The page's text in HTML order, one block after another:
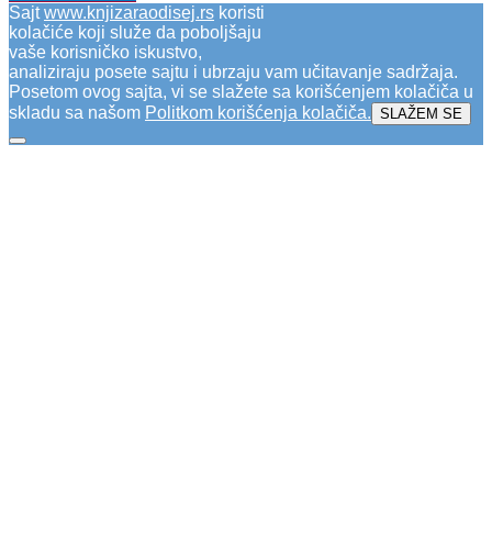
Sajtwww.knjizaraodisej.rs koristi
kolačiće koji služe da poboljšaju
vaše korisničko iskustvo,
analiziraju posete sajtu i ubrzaju vam učitavanje sadržaja.
Posetom ovog sajta, vi se slažete sa korišćenjem kolačiča u
skladu sa našom Politkom korišćenja kolačiča. SLAŽEM SE